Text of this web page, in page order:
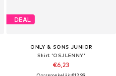
DEAL
ONLY & SONS JUNIOR
Shirt 'OSJLENNY'
€6,23